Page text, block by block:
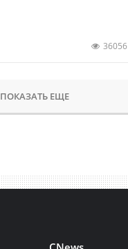
36056
ПОКАЗАТЬ ЕЩЕ